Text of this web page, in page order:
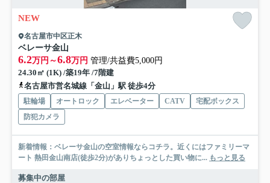
NEW
名古屋市中区正木
ベレーサ金山
6.2万円～6.8万円 管理/共益費5,000円
24.30㎡ (1K) /築19年 /7階建
名古屋市営名城線「金山」駅 徒歩4分
駐輪場 オートロック エレベーター CATV
宅配ボックス
防犯カメラ
新着情報：ベレーサ金山の空室情報ならコチラ。近くにはファミリーマ
ート 熱田金山南店(徒歩2分)がありちょっとした買い物に... もっと見る
募集中の部屋